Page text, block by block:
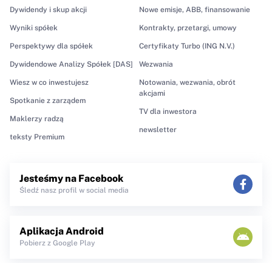
Dywidendy i skup akcji
Wyniki spółek
Perspektywy dla spółek
Dywidendowe Analizy Spółek [DAS]
Wiesz w co inwestujesz
Spotkanie z zarządem
Maklerzy radzą
teksty Premium
Nowe emisje, ABB, finansowanie
Kontrakty, przetargi, umowy
Certyfikaty Turbo (ING N.V.)
Wezwania
Notowania, wezwania, obrót
akcjami
TV dla inwestora
newsletter
Jesteśmy na Facebook
Śledź nasz profil w social media
Aplikacja Android
Pobierz z Google Play